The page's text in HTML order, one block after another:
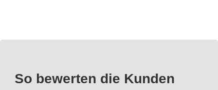
So bewerten die Kunden